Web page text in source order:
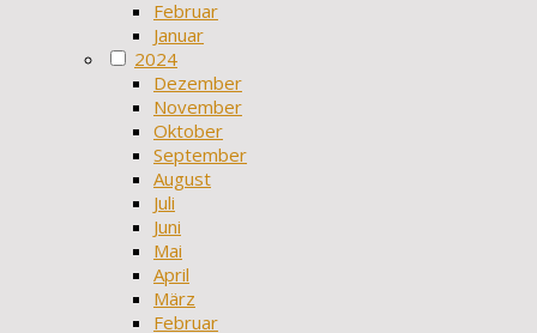
Februar
Januar
2024
Dezember
November
Oktober
September
August
Juli
Juni
Mai
April
März
Februar